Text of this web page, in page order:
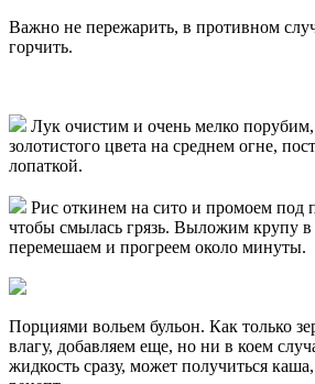
Важно не пережарить, в противном
горчить.
Лук очистим и очень мелко
золотистого цвета на среднем огне,
лопаткой.
Рис откинем на сито и промоем под
чтобы смылась грязь. Выложим крупу в
перемешаем и прогреем около минуты.
Порциями вольем бульон. Как только
влагу, добавляем еще, но ни в коем
жидкость сразу, может получиться